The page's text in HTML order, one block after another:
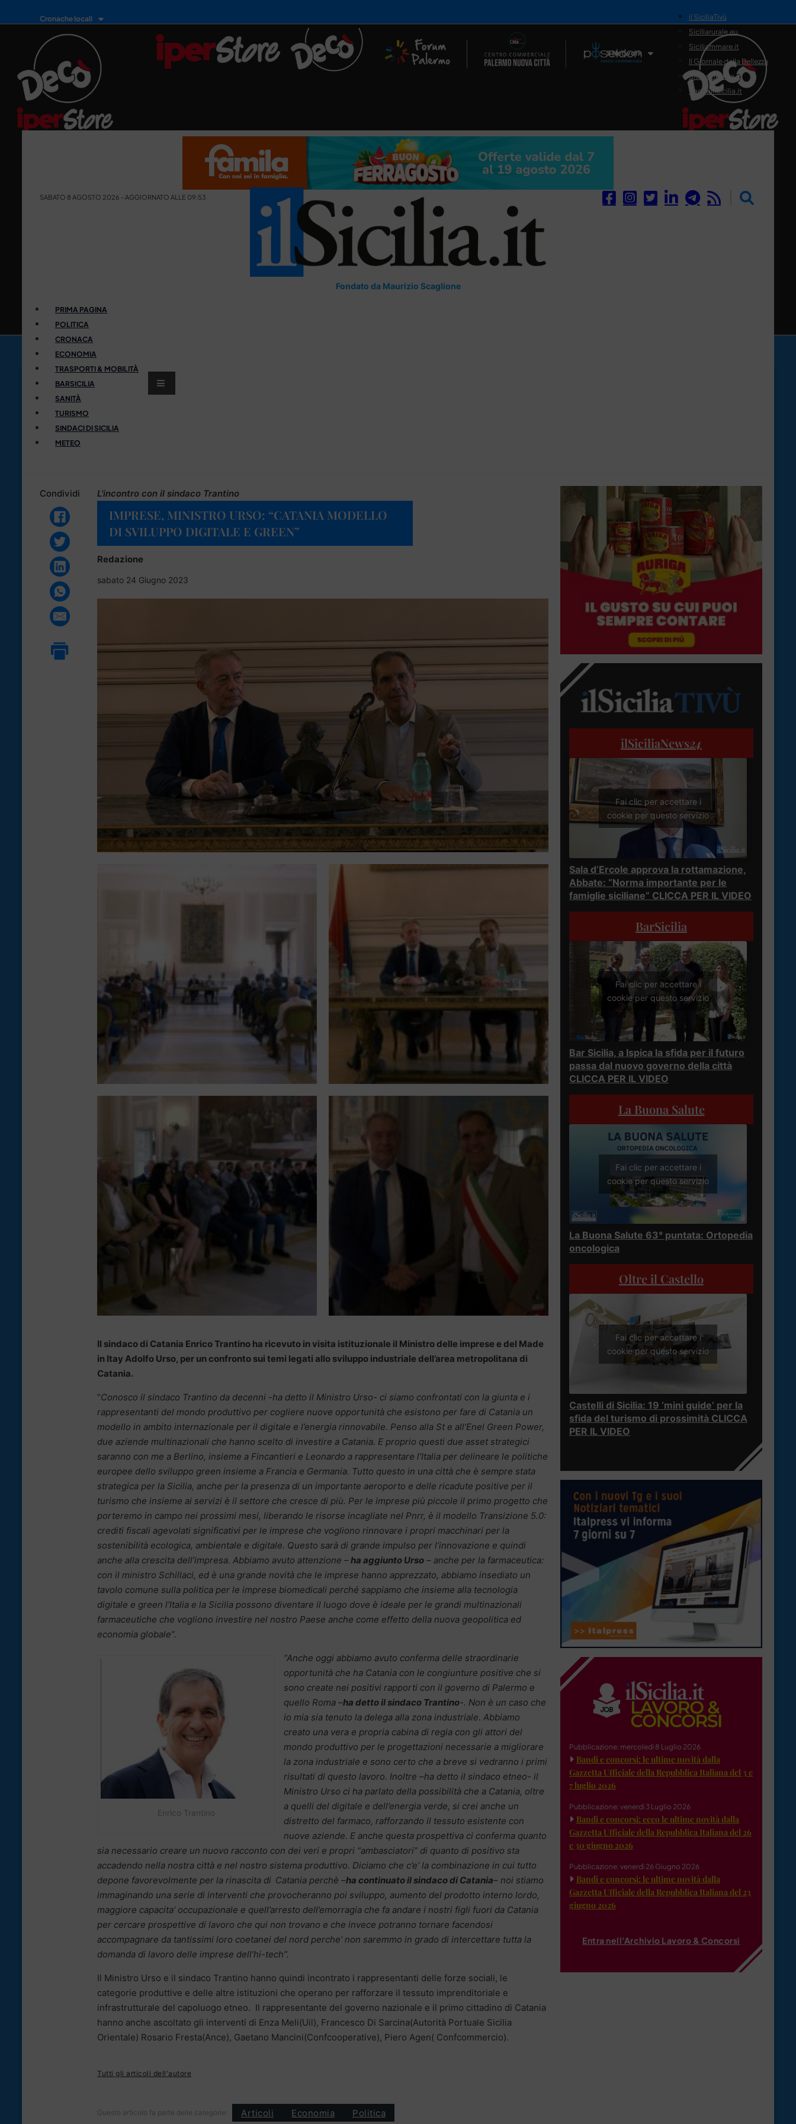
Cronache locali
Il Network
il SiciliaTivù
Siciliarurale.eu
Siciliammare.it
Il Giornale della Bellezza
Siciliamedica.it
Sanitainsicilia.it
SABATO 8 AGOSTO 2026 - AGGIORNATO ALLE 09:53
Fondato da Maurizio Scaglione
PRIMA PAGINA
POLITICA
CRONACA
ECONOMIA
TRASPORTI & MOBILITÀ
BARSICILIA
SANITÀ
TURISMO
SINDACI DI SICILIA
METEO
Condividi L'incontro con il sindaco Trantino
IMPRESE, MINISTRO URSO: “CATANIA MODELLO
DI SVILUPPO DIGITALE E GREEN”
Redazione
sabato 24 Giugno 2023
Il sindaco di Catania Enrico Trantino ha ricevuto in visita istituzionale il Ministro delle imprese e del Made
in Itay Adolfo Urso, per un confronto sui temi legati allo sviluppo industriale dell’area metropolitana di
Catania.
“Conosco il sindaco Trantino da decenni -ha detto il Ministro Urso- ci siamo confrontati con la giunta e i
rappresentanti del mondo produttivo per cogliere nuove opportunità che esistono per fare di Catania un
modello in ambito internazionale per il digitale e l’energia rinnovabile. Penso alla St e all’Enel Green Power,
due aziende multinazionali che hanno scelto di investire a Catania. E proprio questi due asset strategici
saranno con me a Berlino, insieme a Fincantieri e Leonardo a rappresentare l’Italia per delineare le politiche
europee dello sviluppo green insieme a Francia e Germania. Tutto questo in una città che è sempre stata
strategica per la Sicilia, anche per la presenza di un importante aeroporto e delle ricadute positive per il
turismo che insieme ai servizi è il settore che cresce di più. Per le imprese più piccole il primo progetto che
porteremo in campo nei prossimi mesi, liberando le risorse incagliate nel Pnrr, è il modello Transizione 5.0:
crediti fiscali agevolati significativi per le imprese che vogliono rinnovare i propri macchinari per la
sostenibilità ecologica, ambientale e digitale. Questo sarà di grande impulso per l’innovazione e quindi
anche alla crescita dell’impresa. Abbiamo avuto attenzione –ha aggiunto Urso – anche per la farmaceutica:
con il ministro Schillaci, ed è una grande novità che le imprese hanno apprezzato, abbiamo insediato un
tavolo comune sulla politica per le imprese biomedicali perché sappiamo che insieme alla tecnologia
digitale e green l’Italia e la Sicilia possono diventare il luogo dove è ideale per le grandi multinazionali
farmaceutiche che vogliono investire nel nostro Paese anche come effetto della nuova geopolitica ed
economia globale”.
Enrico Trantino
“Anche oggi abbiamo avuto conferma delle straordinarie
opportunità che ha Catania con le congiunture positive che si
sono create nei positivi rapporti con il governo di Palermo e
quello Roma –ha detto il sindaco Trantino-. Non è un caso che
io mia sia tenuto la delega alla zona industriale. Abbiamo
creato una vera e propria cabina di regia con gli attori del
mondo produttivo per le progettazioni necessarie a migliorare
la zona industriale e sono certo che a breve si vedranno i primi
risultati di questo lavoro. Inoltre –ha detto il sindaco etneo- il
Ministro Urso ci ha parlato della possibilità che a Catania, oltre
a quelli del digitale e dell’energia verde, si crei anche un
distretto del farmaco, rafforzando il tessuto esistente con
nuove aziende. E anche questa prospettiva ci conferma quanto
sia necessario creare un nuovo racconto con dei veri e propri “ambasciatori” di quanto di positivo sta
accadendo nella nostra città e nel nostro sistema produttivo. Diciamo che c’e’ la combinazione in cui tutto
depone favorevolmente per la rinascita di Catania perchè –ha continuato il sindaco di Catania– noi stiamo
immaginando una serie di interventi che provocheranno poi sviluppo, aumento del prodotto interno lordo,
maggiore capacita’ occupazionale e quell’arresto dell’emorragia che fa andare i nostri figli fuori da Catania
per cercare prospettive di lavoro che qui non trovano e che invece potranno tornare facendosi
accompagnare da tantissimi loro coetanei del nord perche’ non saremmo in grado di intercettare tutta la
domanda di lavoro delle imprese dell’hi-tech”.
Il Ministro Urso e il sindaco Trantino hanno quindi incontrato i rappresentanti delle forze sociali, le
categorie produttive e delle altre istituzioni che operano per rafforzare il tessuto imprenditoriale e
infrastrutturale del capoluogo etneo. Il rappresentante del governo nazionale e il primo cittadino di Catania
hanno anche ascoltato gli interventi di Enza Meli(Uil), Francesco Di Sarcina(Autorità Portuale Sicilia
Orientale) Rosario Fresta(Ance), Gaetano Mancini(Confcooperative), Piero Agen( Confcommercio).
Tutti gli articoli dell'autore
Questo articolo fa parte delle categorie: Articoli Economia Politica
ilSiciliaNews24
Fai clic per accettare i
cookie per questo servizio
Sala d’Ercole approva la rottamazione,
Abbate: “Norma importante per le
famiglie siciliane” CLICCA PER IL VIDEO
BarSicilia
Fai clic per accettare i
cookie per questo servizio
Bar Sicilia, a Ispica la sfida per il futuro
passa dal nuovo governo della città
CLICCA PER IL VIDEO
La Buona Salute
Fai clic per accettare i
cookie per questo servizio
La Buona Salute 63° puntata: Ortopedia
oncologica
Oltre il Castello
Fai clic per accettare i
cookie per questo servizio
Castelli di Sicilia: 19 ‘mini guide’ per la
sfida del turismo di prossimità CLICCA
PER IL VIDEO
Pubblicazione: mercoledì 8 Luglio 2026
Bandi e concorsi: le ultime novità dalla
Gazzetta Ufficiale della Repubblica Italiana del 3 e
7 luglio 2026
Pubblicazione: venerdì 3 Luglio 2026
Bandi e concorsi: ecco le ultime novità dalla
Gazzetta Ufficiale della Repubblica Italiana del 26
e 30 giugno 2026
Pubblicazione: venerdì 26 Giugno 2026
Bandi e concorsi: le ultime novità dalla
Gazzetta Ufficiale della Repubblica Italiana del 23
giugno 2026
Entra nell'Archivio Lavoro & Concorsi